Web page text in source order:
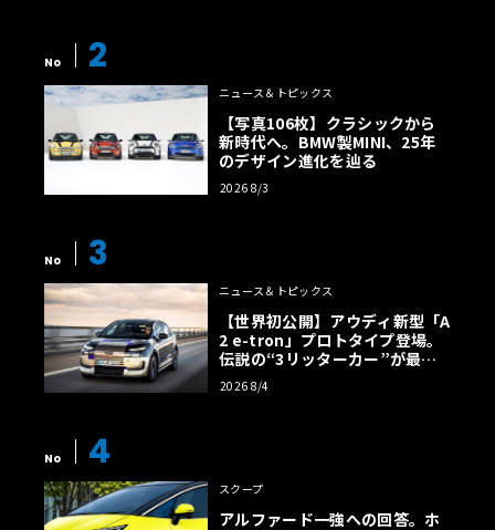
No 2
ニュース＆トピックス
【写真106枚】クラシックから
新時代へ。BMW製MINI、25年
のデザイン進化を辿る
2026 8/3
No 3
ニュース＆トピックス
【世界初公開】アウディ新型「A
2 e-tron」プロトタイプ登場。
伝説の“3リッターカー”が最高
効率エントリーBEVとして復活
【画像38枚】
2026 8/4
No 4
スクープ
アルファード一強への回答。ホ